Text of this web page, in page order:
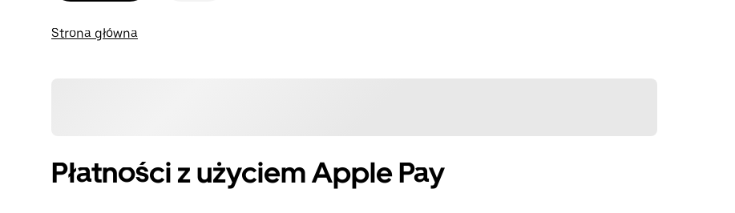
Strona główna
Płatności z użyciem Apple Pay